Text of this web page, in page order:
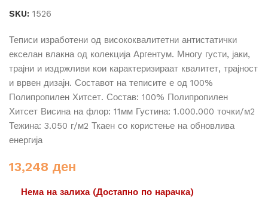
SKU: 1526
Теписи изработени од висококвалитетни антистатички
екселан влакна од колекција Аргентум. Многу густи, јаки,
трајни и издржливи кои карактеризираат квалитет, трајност
и врвен дизајн. Составот на теписите е од 100%
Полипропилен Хитсет. Состав: 100% Полипропилен
Хитсет Висина на флор: 11мм Густина: 1.000.000 точки/м2
Тежина: 3.050 г/м2 Ткаен со користење на обновлива
енергија
13,248 ден
Нема на залиха (Достапно по нарачка)